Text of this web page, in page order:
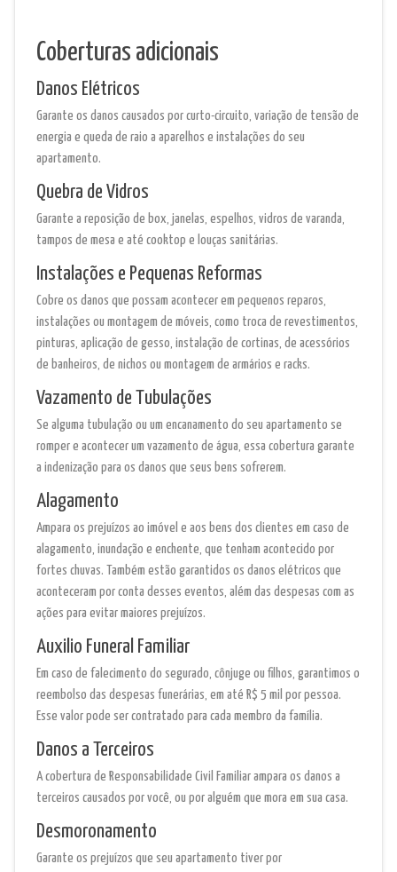
Coberturas adicionais
Danos Elétricos
Garante os danos causados por curto-circuito, variação de tensão de
energia e queda de raio a aparelhos e instalações do seu
apartamento.
Quebra de Vidros
Garante a reposição de box, janelas, espelhos, vidros de varanda,
tampos de mesa e até cooktop e louças sanitárias.
Instalações e Pequenas Reformas
Cobre os danos que possam acontecer em pequenos reparos,
instalações ou montagem de móveis, como troca de revestimentos,
pinturas, aplicação de gesso, instalação de cortinas, de acessórios
de banheiros, de nichos ou montagem de armários e racks.
Vazamento de Tubulações
Se alguma tubulação ou um encanamento do seu apartamento se
romper e acontecer um vazamento de água, essa cobertura garante
a indenização para os danos que seus bens sofrerem.
Alagamento
Ampara os prejuízos ao imóvel e aos bens dos clientes em caso de
alagamento, inundação e enchente, que tenham acontecido por
fortes chuvas. Também estão garantidos os danos elétricos que
aconteceram por conta desses eventos, além das despesas com as
ações para evitar maiores prejuízos.
Auxilio Funeral Familiar
Em caso de falecimento do segurado, cônjuge ou filhos, garantimos o
reembolso das despesas funerárias, em até R$ 5 mil por pessoa.
Esse valor pode ser contratado para cada membro da família.
Danos a Terceiros
A cobertura de Responsabilidade Civil Familiar ampara os danos a
terceiros causados por você, ou por alguém que mora em sua casa.
Desmoronamento
Garante os prejuízos que seu apartamento tiver por